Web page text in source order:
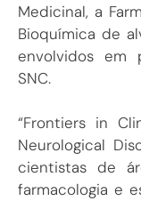
Medicinal, a
Bioquímica de
envolvidos em
SNC.
“Frontiers in
Neurological
cientistas de
farmacologia e